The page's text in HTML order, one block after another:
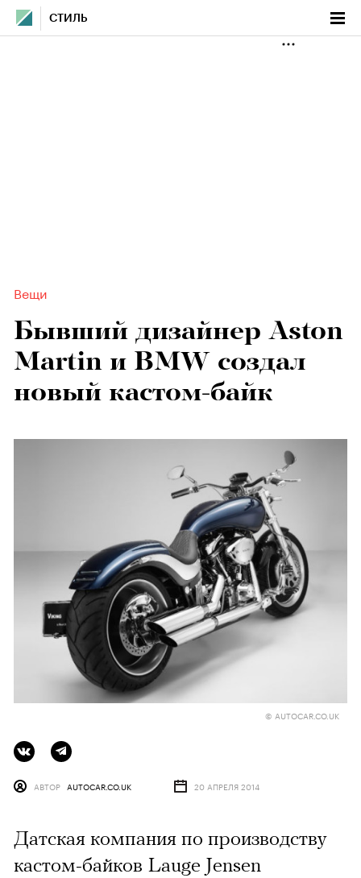
СТИЛЬ
Вещи
Бывший дизайнер Aston
Martin и BMW создал
новый кастом-байк
© AUTOCAR.CO.UK
АВТОР AUTOCAR.CO.UK 20 АПРЕЛЯ 2014
Датская компания по производству
кастом-байков Lauge Jensen